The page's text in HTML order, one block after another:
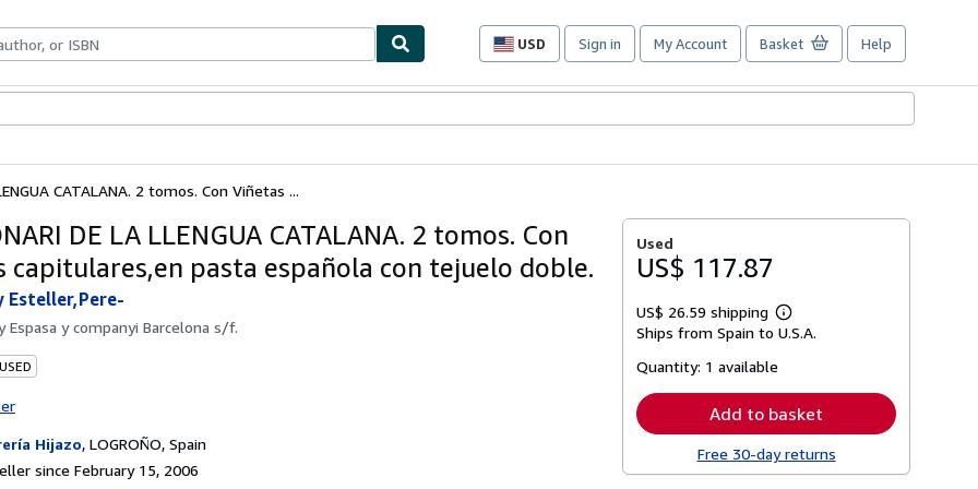
USD
Site
preferences
Sign in My Account Basket Help
CATALANA. 2 tomos. Con Viñetas ...
DE LA LLENGUA CATALANA. 2 tomos. Con
capitulares,en pasta española con tejuelo doble.
Esteller,Pere-
Espasa y companyi Barcelona s/f.
Hijazo, LOGROÑO, Spain
since February 15, 2006
Used
US$ 117.87
US$ 26.59 shipping
Learn
more
Ships from Spain to U.S.A.
Quantity: 1 available
Add to basket
Free 30-day returns